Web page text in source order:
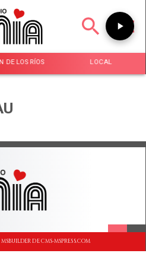
DE LOS RÍOS LOCAL
DE CMS-MSPRESS.COM